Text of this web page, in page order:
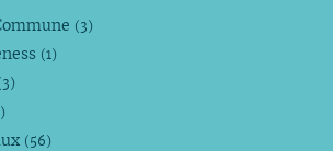
(3)
(1)
(56)